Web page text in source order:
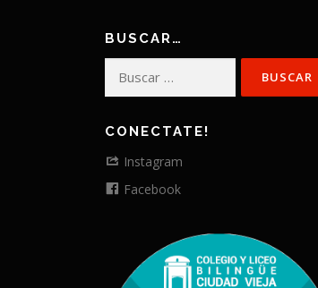
BUSCAR…
CONECTATE!
Instagram
Facebook